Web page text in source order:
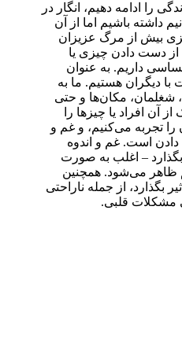
را ادامه دهیم، انگار در
داشته باشیم اما از آن
بیش از مرگ عزیزان
دست دادن چیزی یا
داریم. به عنوان
با دیگران هستیم. ما به
شغلمان، مکان‌ها و حتی
آن افراد یا چیزها را
را تجربه می‌کنیم، و غم و
دادن است. غم و اندوه
بگذارد – اغلب به صورت
ظاهر می‌شود. همچنین
بگذارد، از جمله ناراحتی
مشکلات قلبی.